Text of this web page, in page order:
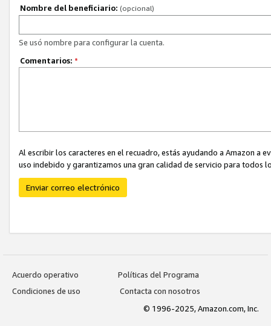
Nombre del beneficiario: (opcional)
Se usó nombre para configurar la cuenta.
Comentarios: *
Al escribir los caracteres en el recuadro, estás ayudando a Amazon
uso indebido y garantizamos una gran calidad de servicio para todos
Enviar correo electrónico
Acuerdo operativo
Políticas del Programa
Condiciones de uso
Contacta con nosotros
© 1996-2025, Amazon.com, Inc.